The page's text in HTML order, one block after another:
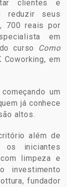
clientes e
reduzir seus
700 reais por
em
curso Como
Coworking, em
um
já conhece
altos.
além de
os iniciantes
limpeza e
investimento
fundador